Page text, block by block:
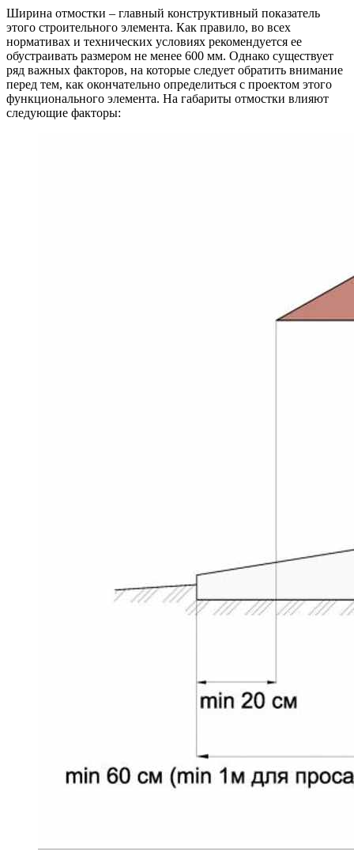
Ширина отмостки – главный конструктивный показатель
этого строительного элемента. Как правило, во всех
нормативах и технических условиях рекомендуется ее
обустраивать размером не менее 600 мм. Однако существует
ряд важных факторов, на которые следует обратить внимание
перед тем, как окончательно определиться с проектом этого
функционального элемента. На габариты отмостки влияют
следующие факторы: